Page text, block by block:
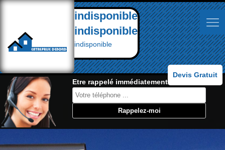
indisponible
indisponible
indisponible
Devis Gratuit
Etre rappelé immédiatement: